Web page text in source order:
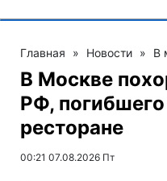
Главная » Новости » В
В Москве
РФ,
ресторане
00:21 07.08.2026 Пт